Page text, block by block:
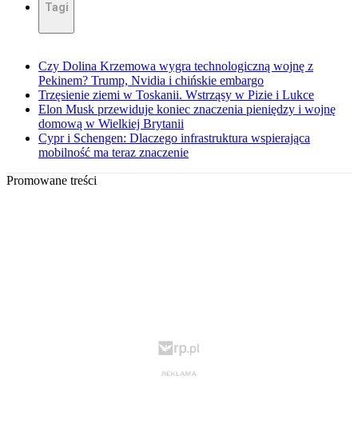
Tagi
Czy Dolina Krzemowa wygra technologiczną wojnę z
Pekinem? Trump, Nvidia i chińskie embargo
Trzęsienie ziemi w Toskanii. Wstrząsy w Pizie i Lukce
Elon Musk przewiduje koniec znaczenia pieniędzy i wojnę
domową w Wielkiej Brytanii
Cypr i Schengen: Dlaczego infrastruktura wspierająca
mobilność ma teraz znaczenie
Promowane treści